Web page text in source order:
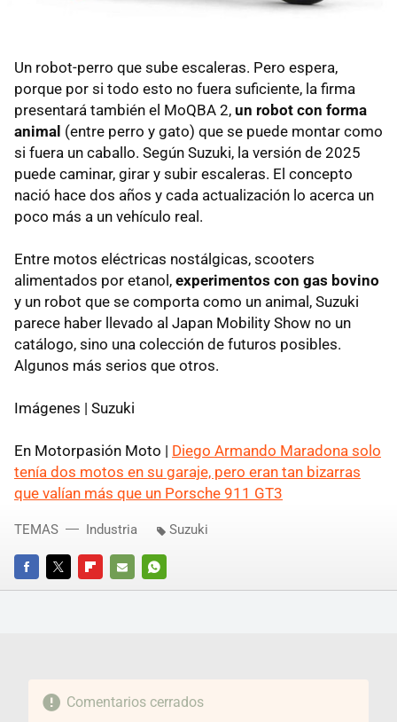
Un robot-perro que sube escaleras. Pero espera,
porque por si todo esto no fuera suficiente, la firma
presentará también el MoQBA 2, un robot con forma
animal (entre perro y gato) que se puede montar como
si fuera un caballo. Según Suzuki, la versión de 2025
puede caminar, girar y subir escaleras. El concepto
nació hace dos años y cada actualización lo acerca un
poco más a un vehículo real.
Entre motos eléctricas nostálgicas, scooters
alimentados por etanol, experimentos con gas bovino
y un robot que se comporta como un animal, Suzuki
parece haber llevado al Japan Mobility Show no un
catálogo, sino una colección de futuros posibles.
Algunos más serios que otros.
Imágenes | Suzuki
En Motorpasión Moto | Diego Armando Maradona solo
tenía dos motos en su garaje, pero eran tan bizarras
que valían más que un Porsche 911 GT3
FACEBOOKTWITTERFLIPBOARD
E-
WHATSAPP
TEMAS Industria Suzuki
Comentarios cerrados